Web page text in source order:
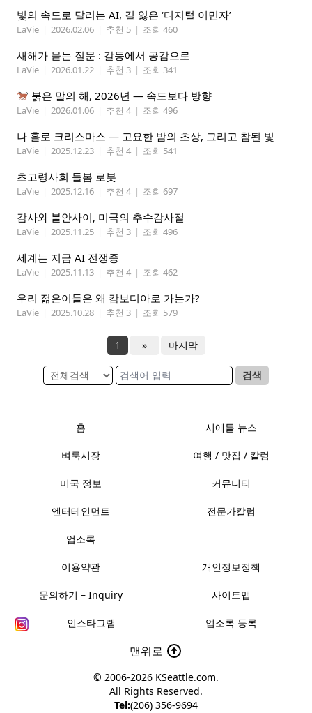
빛의 속도로 달리는 AI, 길 잃은 ‘디지털 이민자’
LaVie | 2026.02.06 | 추천 5 | 조회 460
새해가 묻는 질문 : 갈등에서 공감으로
LaVie | 2026.01.22 | 추천 3 | 조회 341
붉은 말의 해, 2026년 — 속도보다 방향
LaVie | 2026.01.06 | 추천 4 | 조회 496
나 홀로 크리스마스 — 고요한 밤의 초상, 그리고 참된 빛
LaVie | 2025.12.23 | 추천 4 | 조회 541
초고령사회 돌봄 로봇
LaVie | 2025.12.16 | 추천 4 | 조회 697
감사와 불안사이, 미국의 추수감사절
LaVie | 2025.11.25 | 추천 3 | 조회 496
세계는 지금 AI 전쟁중
LaVie | 2025.11.13 | 추천 4 | 조회 462
우리 젊은이들은 왜 캄보디아로 가는가?
LaVie | 2025.10.28 | 추천 3 | 조회 579
1 » 마지막
검색
홈 시애틀 뉴스
벼룩시장 여행 / 맛집 / 칼럼
미국 정보 커뮤니티
엔터테인먼트 전문가칼럼
업소록
이용약관 개인정보정책
문의하기 – Inquiry 사이트맵
인스타그램 업소록 등록
맨위로
© 2006-2026 KSeattle.com.
All Rights Reserved.
Tel:(206) 356-9694